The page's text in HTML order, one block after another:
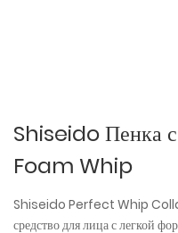
Shiseido Пенка
Foam Whip
Shiseido Perfect Whip
средство для лица с легкой